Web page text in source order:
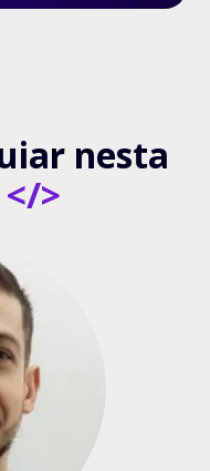
nesta
</>